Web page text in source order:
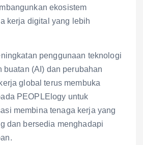
ekosistem
kerja digital yang lebih
penggunaan teknologi
buatan (AI) dan perubahan
global terus membuka
PEOPLElogy untuk
membina tenaga kerja yang
dan bersedia menghadapi